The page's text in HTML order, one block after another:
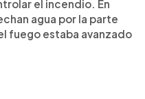
el incendio. En
agua por la parte
fuego estaba avanzado